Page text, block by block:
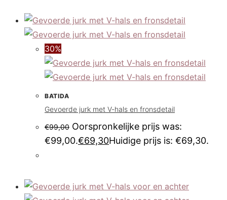
30%
BATIDA
Gevoerde jurk met V-hals en fronsdetail
€99,00 Oorspronkelijke prijs was:
€99,00.€69,30Huidige prijs is: €69,30.